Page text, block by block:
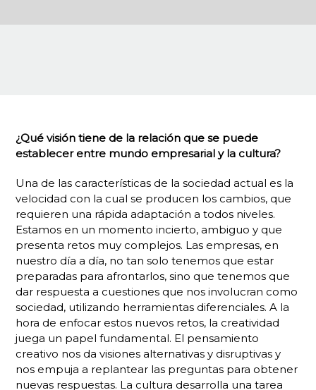
¿Qué visión tiene de la relación que se puede
establecer entre mundo empresarial y la cultura?
Una de las características de la sociedad actual es la
velocidad con la cual se producen los cambios, que
requieren una rápida adaptación a todos niveles.
Estamos en un momento incierto, ambiguo y que
presenta retos muy complejos. Las empresas, en
nuestro día a día, no tan solo tenemos que estar
preparadas para afrontarlos, sino que tenemos que
dar respuesta a cuestiones que nos involucran como
sociedad, utilizando herramientas diferenciales. A la
hora de enfocar estos nuevos retos, la creatividad
juega un papel fundamental. El pensamiento
creativo nos da visiones alternativas y disruptivas y
nos empuja a replantear las preguntas para obtener
nuevas respuestas. La cultura desarrolla una tarea